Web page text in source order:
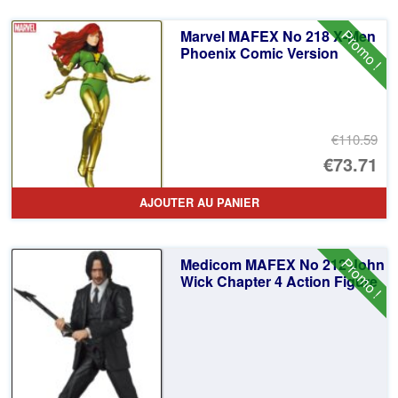
Promo !
Marvel MAFEX No 218 X-Men
Phoenix Comic Version
€110.59
€73.71
Le
AJOUTER AU PANIER
Promo !
Medicom MAFEX No 212 John
Wick Chapter 4 Action Figure